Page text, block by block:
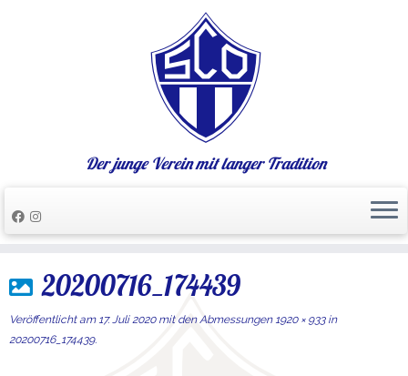
Inhalt
Der junge Verein mit langer Tradition
20200716_174439
Veröffentlicht am 17. Juli 2020mit den Abmessungen1920 × 933in
20200716_174439.